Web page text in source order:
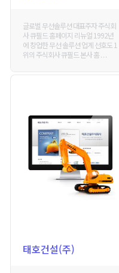
글로벌 무선솔루션 대표주자 주식회
사 큐필드 홈페이지 리뉴얼 1992년
에 창업한 무선 솔루션 업계 선호도 1
위의 주식회사 큐필드 본사 홈 . . .
태호건설(주)